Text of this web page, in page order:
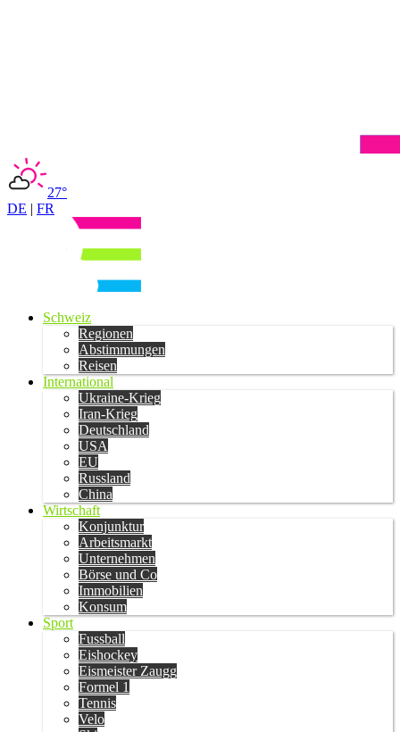
27°
DE | FR
Schweiz
Regionen
Abstimmungen
Reisen
International
Ukraine-Krieg
Iran-Krieg
Deutschland
USA
EU
Russland
China
Wirtschaft
Konjunktur
Arbeitsmarkt
Unternehmen
Börse und Co
Immobilien
Konsum
Sport
Fussball
Eishockey
Eismeister Zaugg
Formel 1
Tennis
Velo